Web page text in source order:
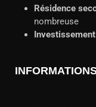
Résidence
nombreuse